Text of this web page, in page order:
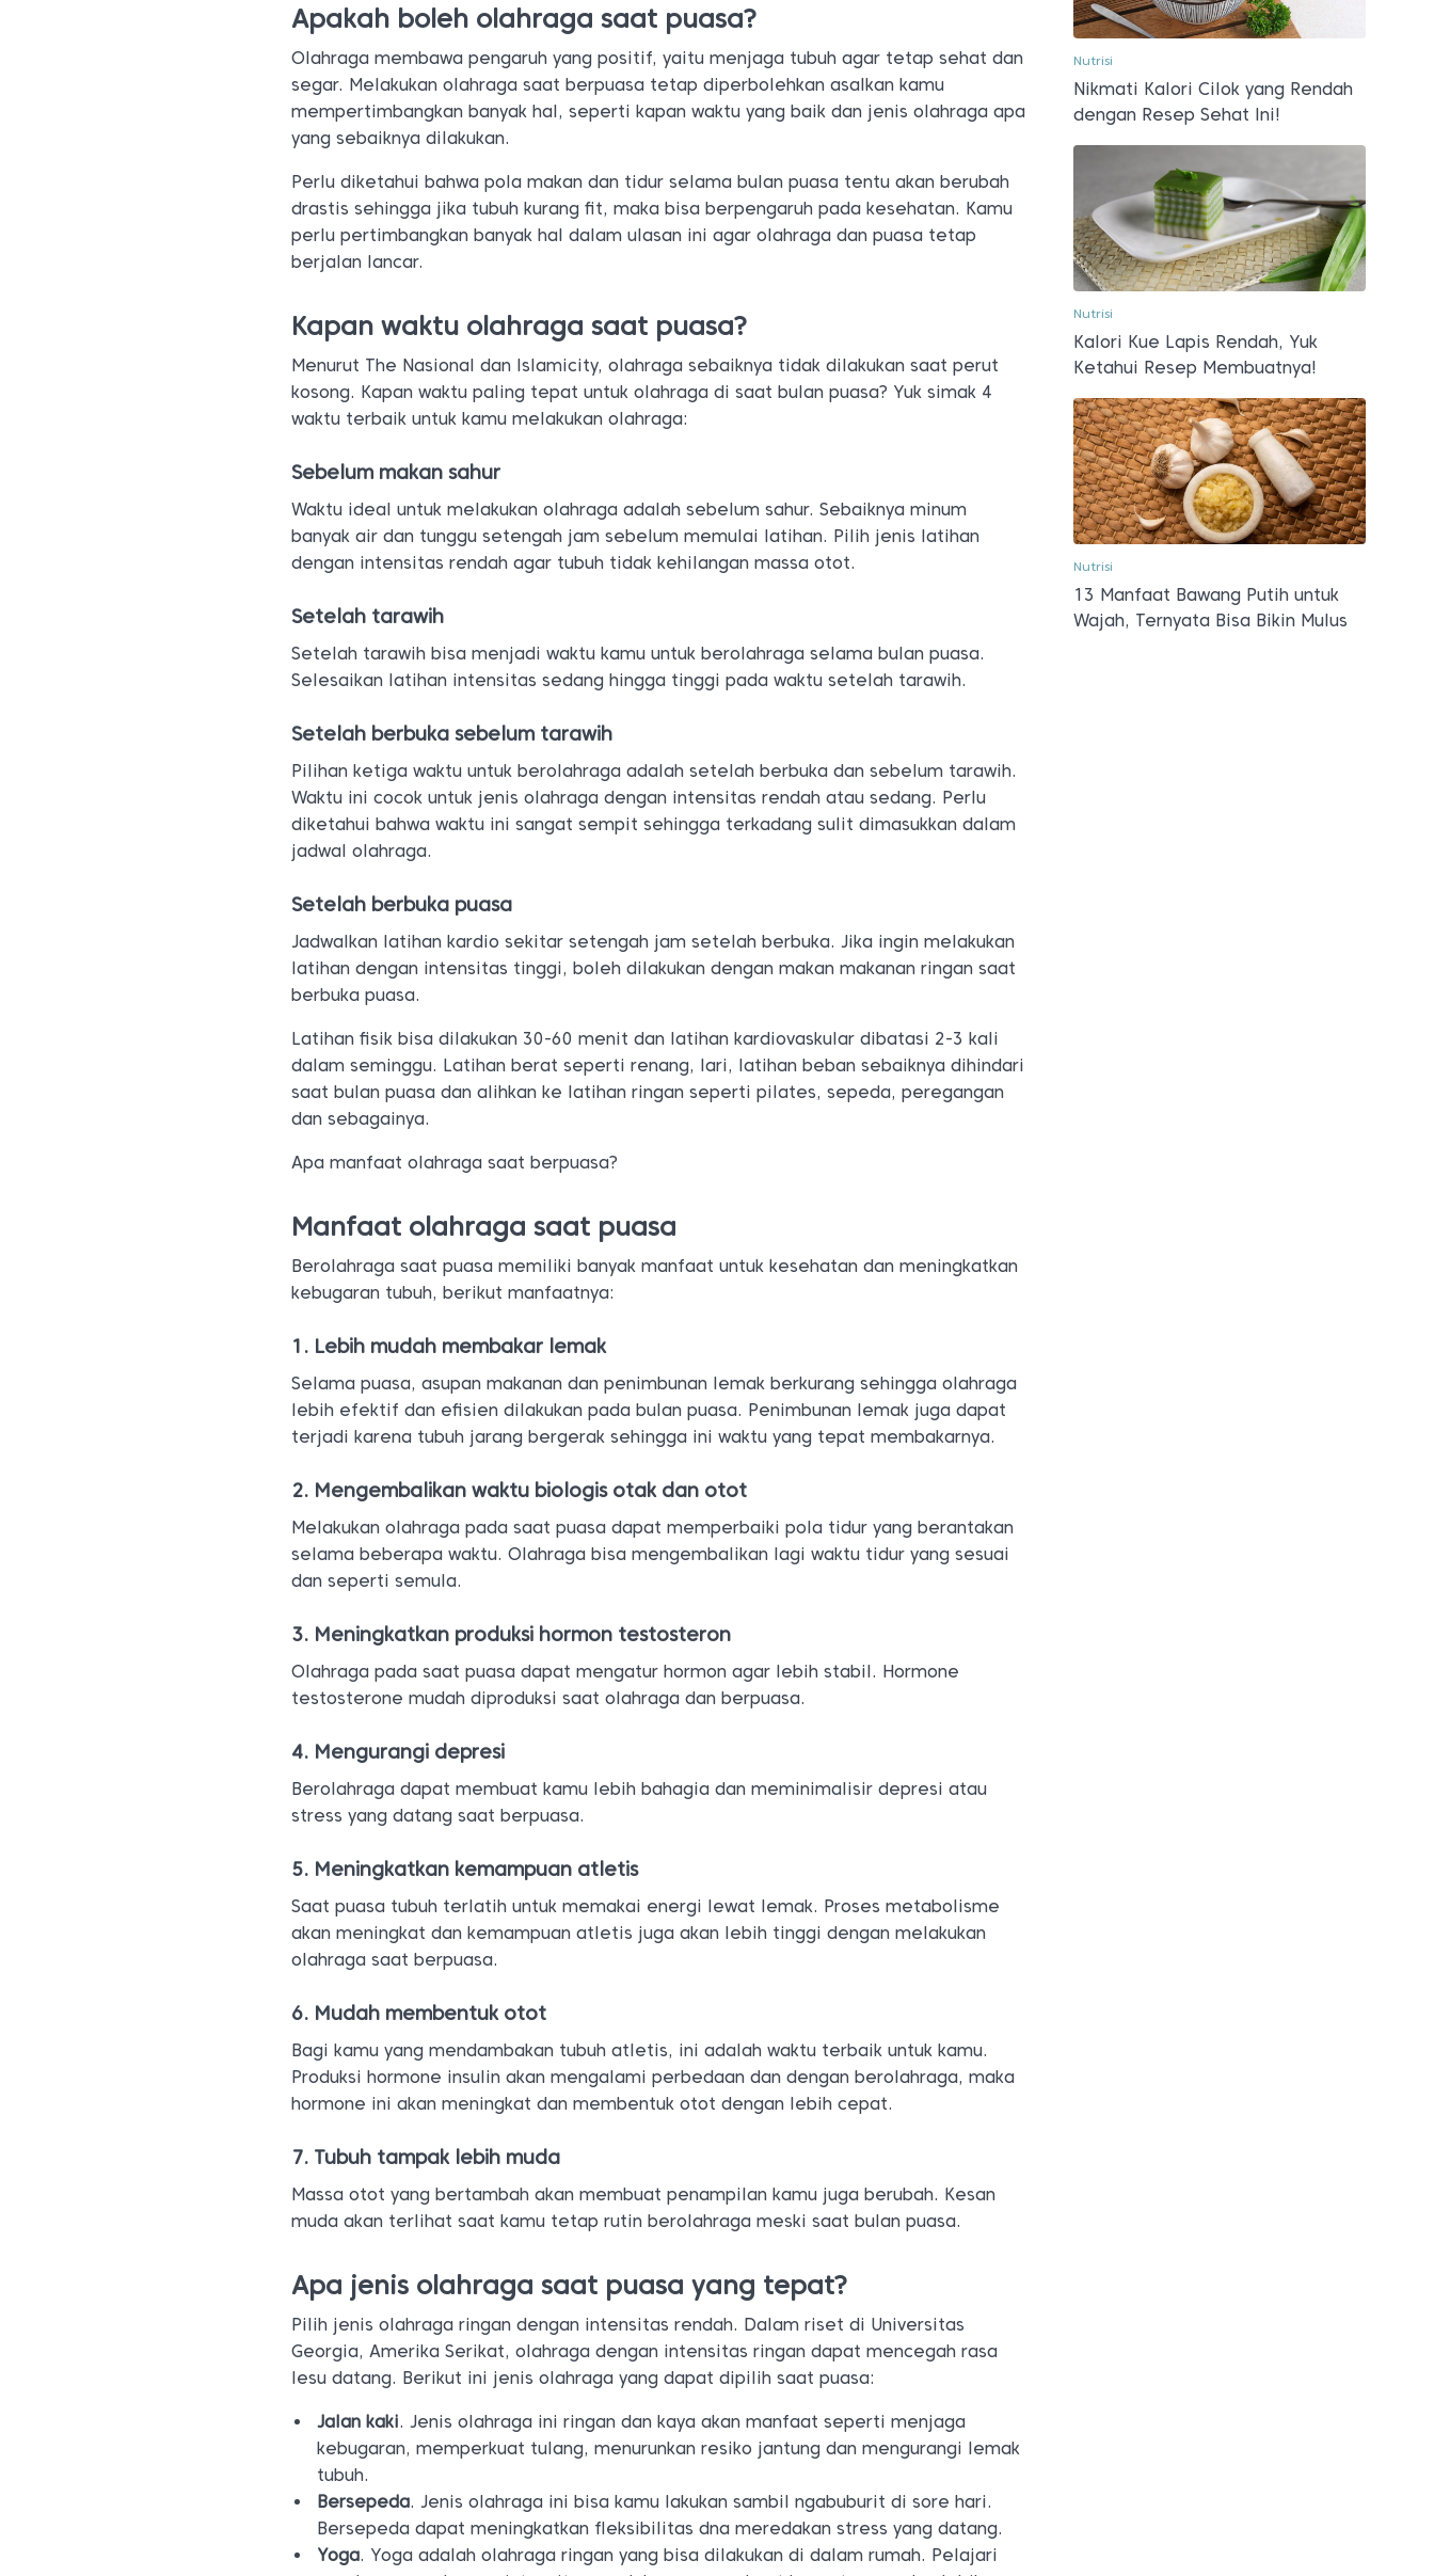
Apakah boleh olahraga saat puasa?
Olahraga membawa pengaruh yang positif, yaitu menjaga tubuh agar tetap sehat dan
segar. Melakukan olahraga saat berpuasa tetap diperbolehkan asalkan kamu
mempertimbangkan banyak hal, seperti kapan waktu yang baik dan jenis olahraga apa
yang sebaiknya dilakukan.
Perlu diketahui bahwa pola makan dan tidur selama bulan puasa tentu akan berubah
drastis sehingga jika tubuh kurang fit, maka bisa berpengaruh pada kesehatan. Kamu
perlu pertimbangkan banyak hal dalam ulasan ini agar olahraga dan puasa tetap
berjalan lancar.
Kapan waktu olahraga saat puasa?
Menurut The Nasional dan Islamicity, olahraga sebaiknya tidak dilakukan saat perut
kosong. Kapan waktu paling tepat untuk olahraga di saat bulan puasa? Yuk simak 4
waktu terbaik untuk kamu melakukan olahraga:
Sebelum makan sahur
Waktu ideal untuk melakukan olahraga adalah sebelum sahur. Sebaiknya minum
banyak air dan tunggu setengah jam sebelum memulai latihan. Pilih jenis latihan
dengan intensitas rendah agar tubuh tidak kehilangan massa otot.
Setelah tarawih
Setelah tarawih bisa menjadi waktu kamu untuk berolahraga selama bulan puasa.
Selesaikan latihan intensitas sedang hingga tinggi pada waktu setelah tarawih.
Setelah berbuka sebelum tarawih
Pilihan ketiga waktu untuk berolahraga adalah setelah berbuka dan sebelum tarawih.
Waktu ini cocok untuk jenis olahraga dengan intensitas rendah atau sedang. Perlu
diketahui bahwa waktu ini sangat sempit sehingga terkadang sulit dimasukkan dalam
jadwal olahraga.
Setelah berbuka puasa
Jadwalkan latihan kardio sekitar setengah jam setelah berbuka. Jika ingin melakukan
latihan dengan intensitas tinggi, boleh dilakukan dengan makan makanan ringan saat
berbuka puasa.
Latihan fisik bisa dilakukan 30-60 menit dan latihan kardiovaskular dibatasi 2-3 kali
dalam seminggu. Latihan berat seperti renang, lari, latihan beban sebaiknya dihindari
saat bulan puasa dan alihkan ke latihan ringan seperti pilates, sepeda, peregangan
dan sebagainya.
Apa manfaat olahraga saat berpuasa?
Manfaat olahraga saat puasa
Berolahraga saat puasa memiliki banyak manfaat untuk kesehatan dan meningkatkan
kebugaran tubuh, berikut manfaatnya:
1. Lebih mudah membakar lemak
Selama puasa, asupan makanan dan penimbunan lemak berkurang sehingga olahraga
lebih efektif dan efisien dilakukan pada bulan puasa. Penimbunan lemak juga dapat
terjadi karena tubuh jarang bergerak sehingga ini waktu yang tepat membakarnya.
2. Mengembalikan waktu biologis otak dan otot
Melakukan olahraga pada saat puasa dapat memperbaiki pola tidur yang berantakan
selama beberapa waktu. Olahraga bisa mengembalikan lagi waktu tidur yang sesuai
dan seperti semula.
3. Meningkatkan produksi hormon testosteron
Olahraga pada saat puasa dapat mengatur hormon agar lebih stabil. Hormone
testosterone mudah diproduksi saat olahraga dan berpuasa.
4. Mengurangi depresi
Berolahraga dapat membuat kamu lebih bahagia dan meminimalisir depresi atau
stress yang datang saat berpuasa.
5. Meningkatkan kemampuan atletis
Saat puasa tubuh terlatih untuk memakai energi lewat lemak. Proses metabolisme
akan meningkat dan kemampuan atletis juga akan lebih tinggi dengan melakukan
olahraga saat berpuasa.
6. Mudah membentuk otot
Bagi kamu yang mendambakan tubuh atletis, ini adalah waktu terbaik untuk kamu.
Produksi hormone insulin akan mengalami perbedaan dan dengan berolahraga, maka
hormone ini akan meningkat dan membentuk otot dengan lebih cepat.
7. Tubuh tampak lebih muda
Massa otot yang bertambah akan membuat penampilan kamu juga berubah. Kesan
muda akan terlihat saat kamu tetap rutin berolahraga meski saat bulan puasa.
Apa jenis olahraga saat puasa yang tepat?
Pilih jenis olahraga ringan dengan intensitas rendah. Dalam riset di Universitas
Georgia, Amerika Serikat, olahraga dengan intensitas ringan dapat mencegah rasa
lesu datang. Berikut ini jenis olahraga yang dapat dipilih saat puasa:
Jalan kaki. Jenis olahraga ini ringan dan kaya akan manfaat seperti menjaga
kebugaran, memperkuat tulang, menurunkan resiko jantung dan mengurangi lemak
tubuh.
Bersepeda. Jenis olahraga ini bisa kamu lakukan sambil ngabuburit di sore hari.
Bersepeda dapat meningkatkan fleksibilitas dna meredakan stress yang datang.
Yoga. Yoga adalah olahraga ringan yang bisa dilakukan di dalam rumah. Pelajari
Nutrisi
Nikmati Kalori Cilok yang Rendah
dengan Resep Sehat Ini!
Nutrisi
Kalori Kue Lapis Rendah, Yuk
Ketahui Resep Membuatnya!
Nutrisi
13 Manfaat Bawang Putih untuk
Wajah, Ternyata Bisa Bikin Mulus